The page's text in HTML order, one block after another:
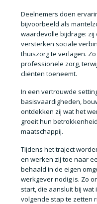
Deelnemers doen
bijvoorbeeld als
waardevolle bijdrage:
versterken sociale
thuiszorg te verlagen.
professionele zorg,
cliënten toeneemt.
In een vertrouwde
basisvaardigheden,
ontdekken zij wat het
groeit hun
maatschappij.
Tijdens het traject
en werken zij toe naar
behaald in de eigen
werkgever nodig is. Zo
start, die aansluit bij
volgende stap te zetten